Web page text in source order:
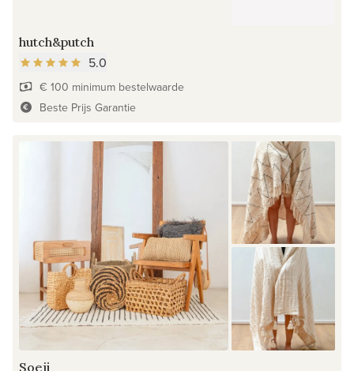
hutch&putch
5.0
€ 100 minimum bestelwaarde
Beste Prijs Garantie
Soeji